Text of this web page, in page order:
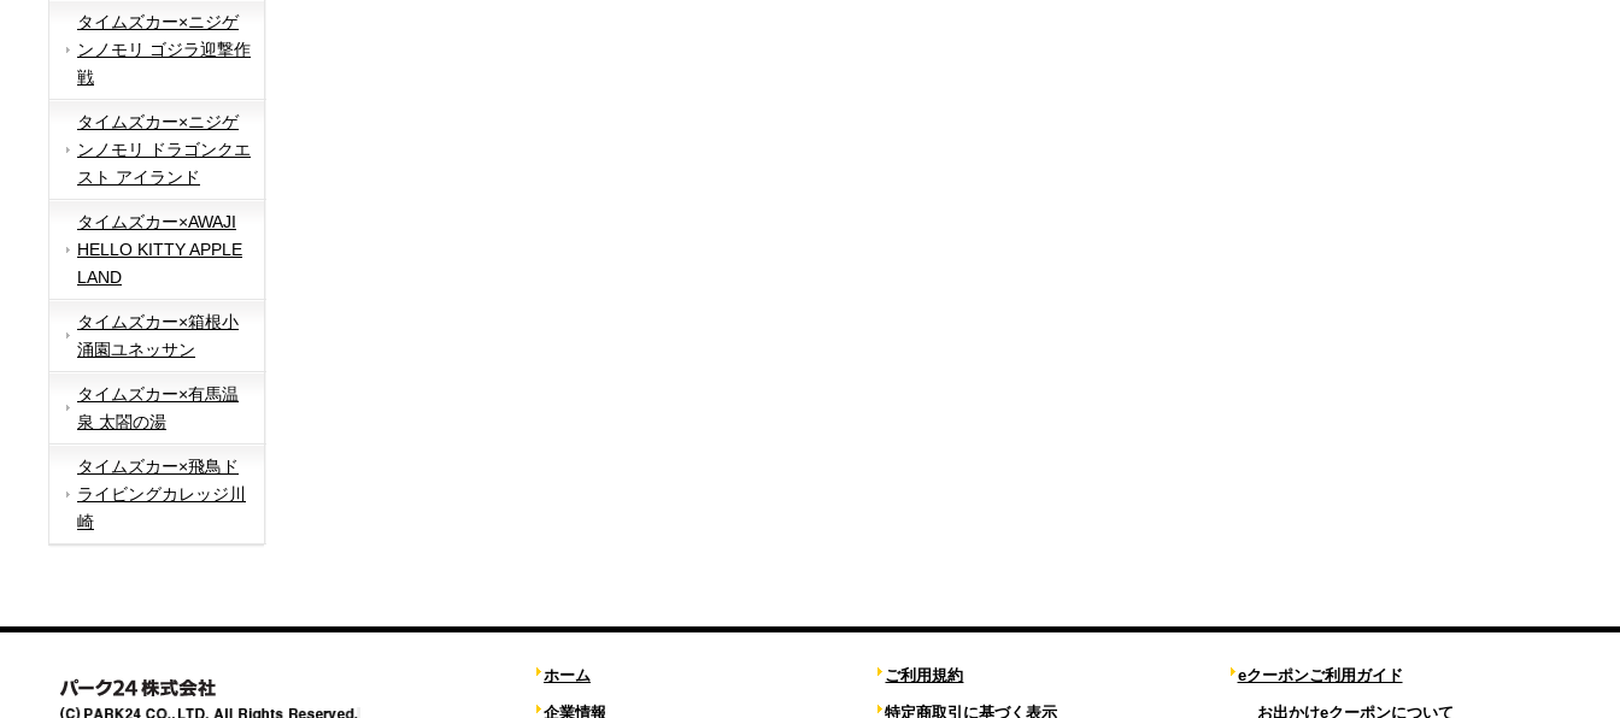
タイムズカー×ニジゲ
ンノモリ ゴジラ迎撃作
戦
タイムズカー×ニジゲ
ンノモリ ドラゴンクエ
スト アイランド
タイムズカー×AWAJI
HELLO KITTY APPLE
LAND
タイムズカー×箱根小
涌園ユネッサン
タイムズカー×有馬温
泉 太閤の湯
タイムズカー×飛鳥ド
ライビングカレッジ川
崎
ホーム
企業情報
ご利用規約
特定商取引に基づく表示
eクーポンご利用ガイド
お出かけeクーポンについて